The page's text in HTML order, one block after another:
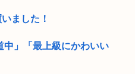
ました！
」「最上級にかわいい